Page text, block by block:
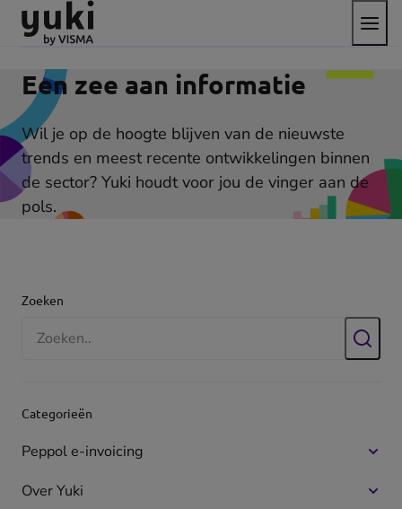
Direct
naar
content
Direct
naar
footer
Ga
naar
homepage
het
menu
Een zee aan informatie
Wil je op de hoogte blijven van de nieuwste
trends en meest recente ontwikkelingen binnen
de sector? Yuki houdt voor jou de vinger aan de
pols.
Filters
Zoeken
Categorieën
Peppol e-invoicing
Meer
voor
Over Yuki
Meer